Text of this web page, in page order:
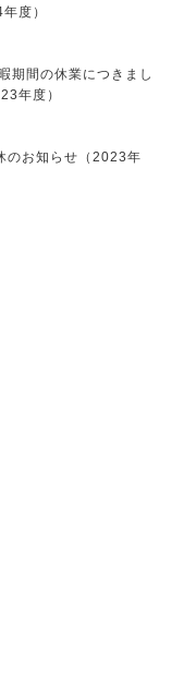
度）
期間の休業につきまし
年度）
のお知らせ（2023年